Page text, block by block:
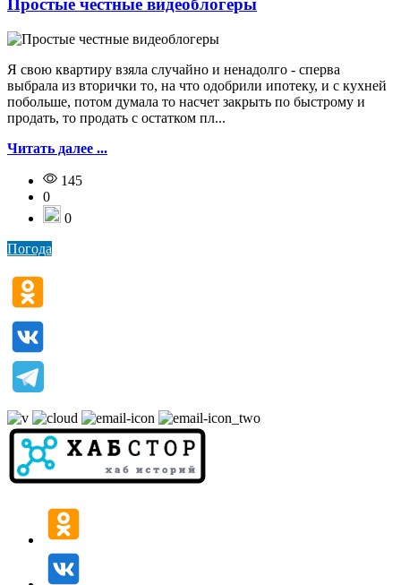
Простые честные видеоблогеры
Я свою квартиру взяла случайно и ненадолго - сперва
выбрала из вторички то, на что одобрили ипотеку, и с кухней
побольше, потом думала то насчет закрыть по быстрому и
продать, то продать с остатком пл...
Читать далее ...
145
0
0
Погода